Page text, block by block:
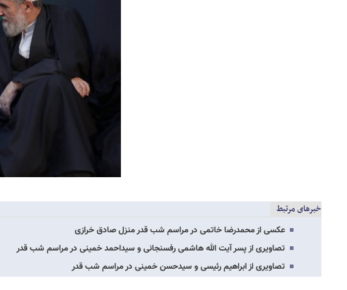
خبرهای مرتبط
عکسی از محمدرضا خاتمی در مراسم شب قدر منزل صادق خرازی
تصاویری از پسر آیت الله هاشمی رفسنجانی و سیداحمد خمینی در مراسم شب قدر
تصاویری از ابراهیم رئیسی و سیدحسن خمینی در مراسم شب قدر